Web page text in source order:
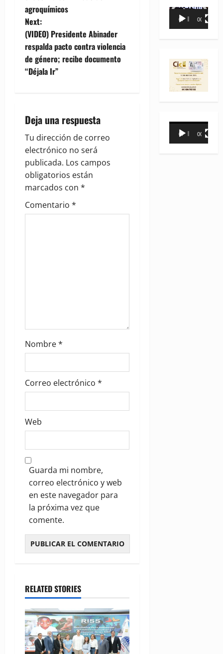
s
t
n
a
i
g
a
t
i
agroquímicos
Next:
(VIDEO) Presidente Abinader
respalda pacto contra violencia
de género; recibe documento
“Déjala Ir”
Deja una respuesta
Tu dirección de correo
electrónico no será
publicada. Los campos
obligatorios están
marcados con *
Comentario *
Nombre*
Correo electrónico *
Web
Guarda mi nombre,
correo electrónico y web
en este navegador para
la próxima vez que
comente.
RELATED STORIES
Reproductor
00:00 00:35
Reproductor
00:00 00:31